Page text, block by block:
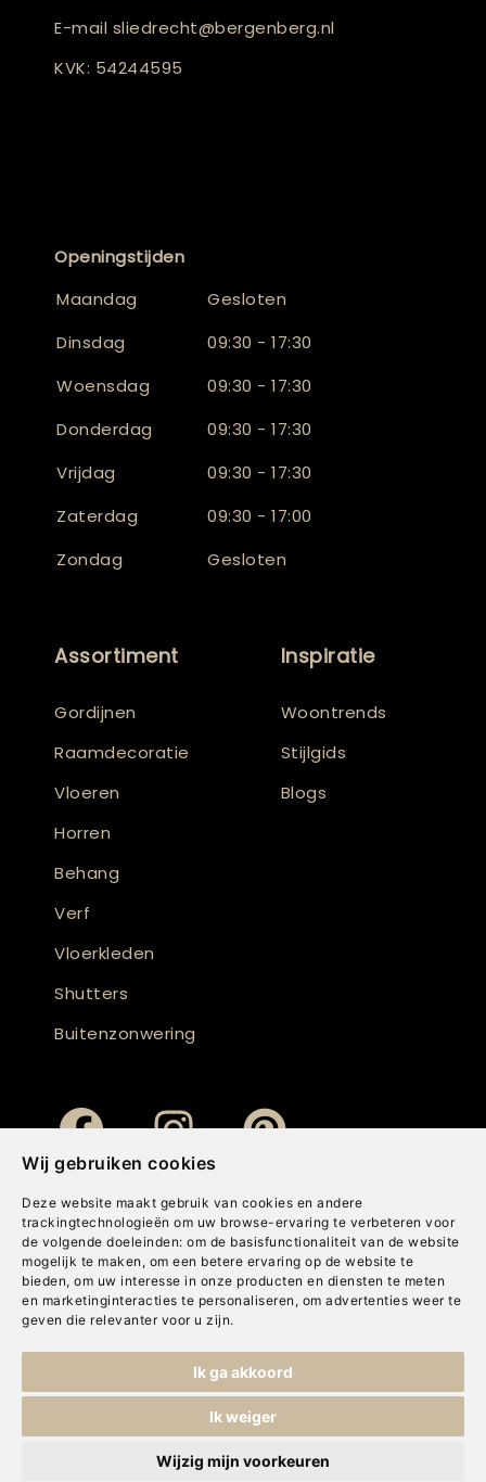
Wij gebruiken cookies
Deze website maakt gebruik van cookies en andere
trackingtechnologieën om uw browse-ervaring te verbeteren voor
de volgende doeleinden: om de basisfunctionaliteit van de website
mogelijk te maken , om een betere ervaring op de website te
bieden, om uw interesse in onze producten en diensten te meten
en marketinginteracties te personaliseren , om advertenties weer te
geven die relevanter voor u zijn.
Ik ga akkoord
Ik weiger
Wijzig mijn voorkeuren
E-mail sliedrecht@bergenberg.nl
KVK: 54244595
Openingstijden
Maandag
Gesloten
Dinsdag
09:30 - 17:30
Woensdag
09:30 - 17:30
Donderdag
09:30 - 17:30
Vrijdag
09:30 - 17:30
Zaterdag
09:30 - 17:00
Zondag
Gesloten
Assortiment
Gordijnen
Raamdecoratie
Vloeren
Horren
Behang
Verf
Vloerkleden
Shutters
Buitenzonwering
Inspiratie
Woontrends
Stijlgids
Blogs
Cookies